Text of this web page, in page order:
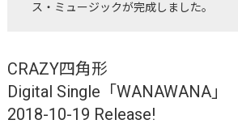
ス・ミュージックが完成しました。
CRAZY四角形
Digital Single「WANAWANA」
2018-10-19 Release!